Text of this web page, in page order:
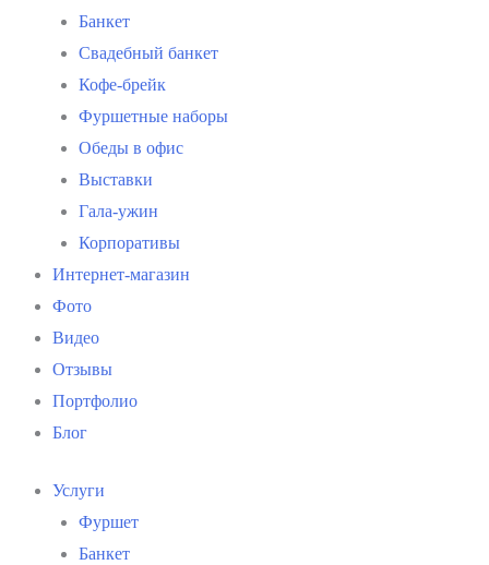
Банкет
Свадебный банкет
Кофе-брейк
Фуршетные наборы
Обеды в офис
Выставки
Гала-ужин
Корпоративы
Интернет-магазин
Фото
Видео
Отзывы
Портфолио
Блог
Услуги
Фуршет
Банкет